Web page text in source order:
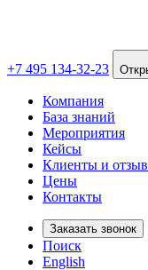
+7 495 134-32-23
Компания
База знаний
Мероприятия
Кейсы
Клиенты и
Цены
Контакты
Заказать звонок
Поиск
English